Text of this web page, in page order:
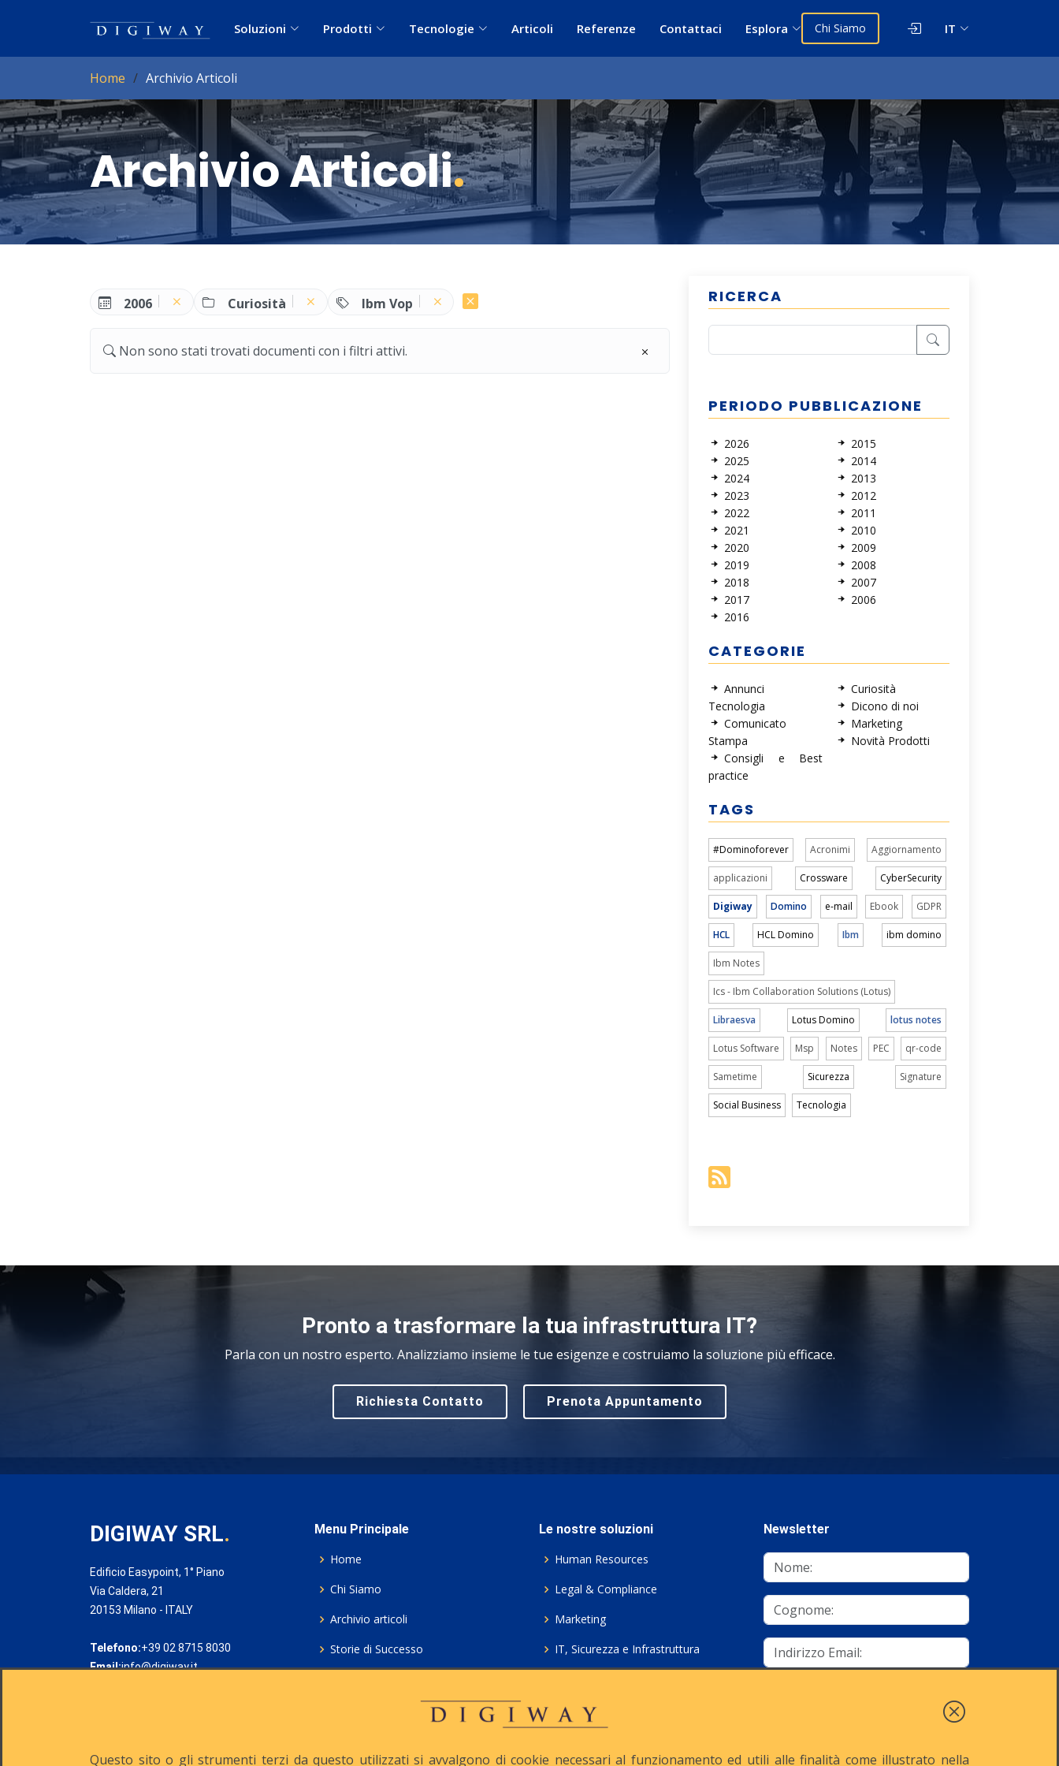
Soluzioni Prodotti Tecnologie Articoli Referenze Contattaci Esplora Chi Siamo IT
Home Archivio Articoli
Archivio Articoli.
2006 Curiosità Ibm Vop
Non sono stati trovati documenti con i filtri attivi.
RICERCA
PERIODO PUBBLICAZIONE
2026
2025
2024
2023
2022
2021
2020
2019
2018
2017
2016
2015
2014
2013
2012
2011
2010
2009
2008
2007
2006
CATEGORIE
Annunci
Tecnologia
Comunicato
Stampa
Consigli e Best
practice
Curiosità
Dicono di noi
Marketing
Novità Prodotti
TAGS
#Dominoforever Acronimi Aggiornamento
applicazioni Crossware CyberSecurity
Digiway Domino e-mail Ebook GDPR
HCL HCL Domino Ibm ibm domino
Ibm Notes
Ics - Ibm Collaboration Solutions (Lotus)
Libraesva Lotus Domino lotus notes
Lotus Software Msp Notes PEC qr-code
Sametime Sicurezza Signature
Social Business Tecnologia
Pronto a trasformare la tua infrastruttura IT?
Parla con un nostro esperto. Analizziamo insieme le tue esigenze e costruiamo la soluzione più efficace.
Richiesta Contatto Prenota Appuntamento
DIGIWAY SRL.
Edificio Easypoint, 1° Piano
Via Caldera, 21
20153 Milano - ITALY
Telefono:+39 02 8715 8030
Email:info@digiway.it
Menu Principale
Home
Chi Siamo
Archivio articoli
Storie di Successo
Le nostre soluzioni
Human Resources
Legal & Compliance
Marketing
IT, Sicurezza e Infrastruttura
Consulenza ICT e Licenze
Newsletter
Questo sito o gli strumenti terzi da questo utilizzati si avvalgono di cookie necessari al funzionamento ed utili alle finalità come illustrato nella